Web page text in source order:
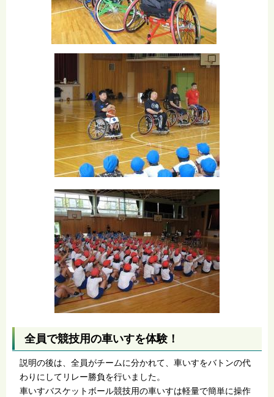
全員で競技用の車いすを体験！
説明の後は、全員がチームに分かれて、車いすをバトンの代
わりにしてリレー勝負を行いました。
車いすバスケットボール競技用の車いすは軽量で簡単に操作